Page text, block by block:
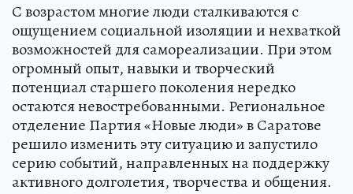
С возрастом многие люди сталкиваются с
ощущением социальной изоляции и нехваткой
возможностей для самореализации. При этом
огромный опыт, навыки и творческий
потенциал старшего поколения нередко
остаются невостребованными. Региональное
отделение Партия «Новые люди» в Саратове
решило изменить эту ситуацию и запустило
серию событий, направленных на поддержку
активного долголетия, творчества и общения.